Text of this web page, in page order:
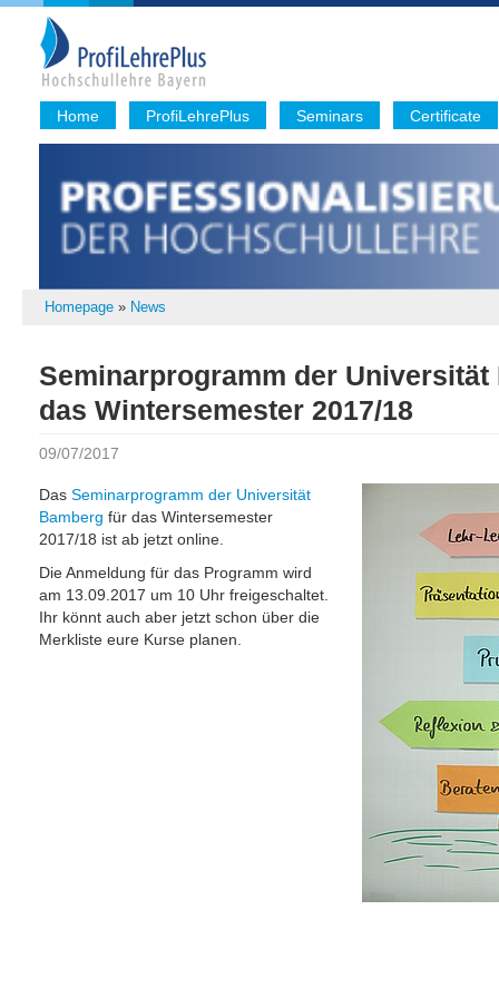
Home ProfiLehrePlus Seminars Certificate
Homepage » News
Seminarprogramm der Universität
das Wintersemester 2017/18
09/07/2017
Das Seminarprogramm der Universität
Bamberg für das Wintersemester
2017/18 ist ab jetzt online.
Die Anmeldung für das Programm wird
am 13.09.2017 um 10 Uhr freigeschaltet.
Ihr könnt auch aber jetzt schon über die
Merkliste eure Kurse planen.